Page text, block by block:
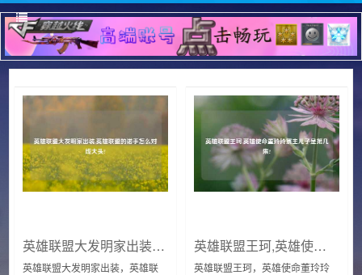
英雄联盟大发明家出装,英雄联盟的诺手怎么对线大头?
英雄联盟大发明家出装，英雄联
英雄联盟王珂,英雄使命董玲玲寨主儿子是第几集?
英雄联盟王珂，英雄使命董玲玲